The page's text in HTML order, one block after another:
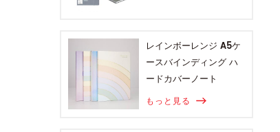
レインボーレンジ A5ケ
ースバインディング ハ
ードカバーノート
もっと見る